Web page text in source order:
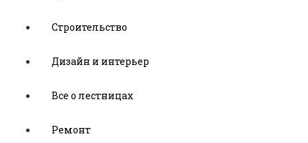
Строительство
Дизайн и интерьер
Все о лестницах
Ремонт